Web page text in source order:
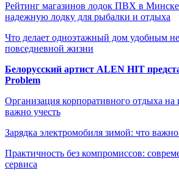
Рейтинг магазинов лодок ПВХ в
надежную лодку для рыбалки и отдыха
Что делает одноэтажный дом удобным
повседневной жизни
Белорусский артист ALEN HIT
Problem
Организация корпоративного отдыха
важно учесть
Зарядка электромобиля зимой: что
Практичность без компромиссов:
сервиса